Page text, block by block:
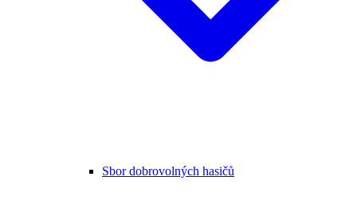
Sbor dobrovolných hasičů